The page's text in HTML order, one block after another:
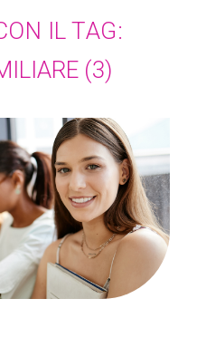
(3)
IL TAG: